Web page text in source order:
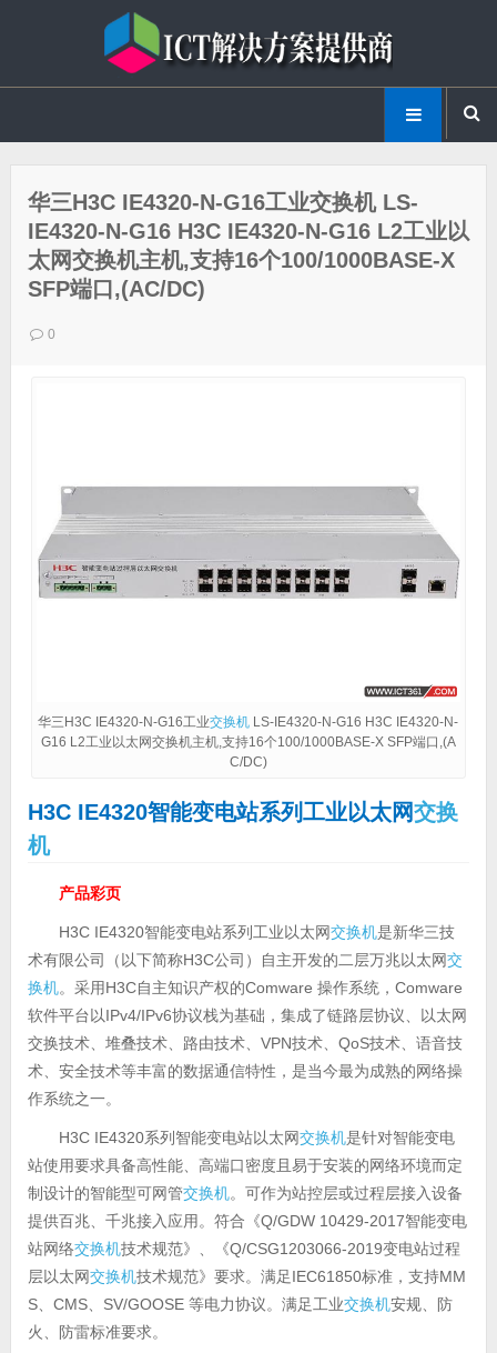
华三H3C IE4320-N-G16工业交换机 LS-
IE4320-N-G16 H3C IE4320-N-G16 L2工业以
太网交换机主机,支持16个100/1000BASE-X
SFP端口,(AC/DC)
0
华三H3C IE4320-N-G16工业交换机 LS-IE4320-N-G16 H3C IE4320-N-
G16 L2工业以太网交换机主机,支持16个100/1000BASE-X SFP端口,(A
C/DC)
H3C IE4320智能变电站系列工业以太网交换
机
产品彩页
H3C IE4320智能变电站系列工业以太网交换机是新华三技
术有限公司（以下简称H3C公司）自主开发的二层万兆以太网交
换机。采用H3C自主知识产权的Comware 操作系统，Comware
软件平台以IPv4/IPv6协议栈为基础，集成了链路层协议、以太网
交换技术、堆叠技术、路由技术、VPN技术、QoS技术、语音技
术、安全技术等丰富的数据通信特性，是当今最为成熟的网络操
作系统之一。
H3C IE4320系列智能变电站以太网交换机是针对智能变电
站使用要求具备高性能、高端口密度且易于安装的网络环境而定
制设计的智能型可网管交换机。可作为站控层或过程层接入设备
提供百兆、千兆接入应用。符合《Q/GDW 10429-2017智能变电
站网络交换机技术规范》、《Q/CSG1203066-2019变电站过程
层以太网交换机技术规范》要求。满足IEC61850标准，支持MM
S、CMS、SV/GOOSE 等电力协议。满足工业交换机安规、防
火、防雷标准要求。